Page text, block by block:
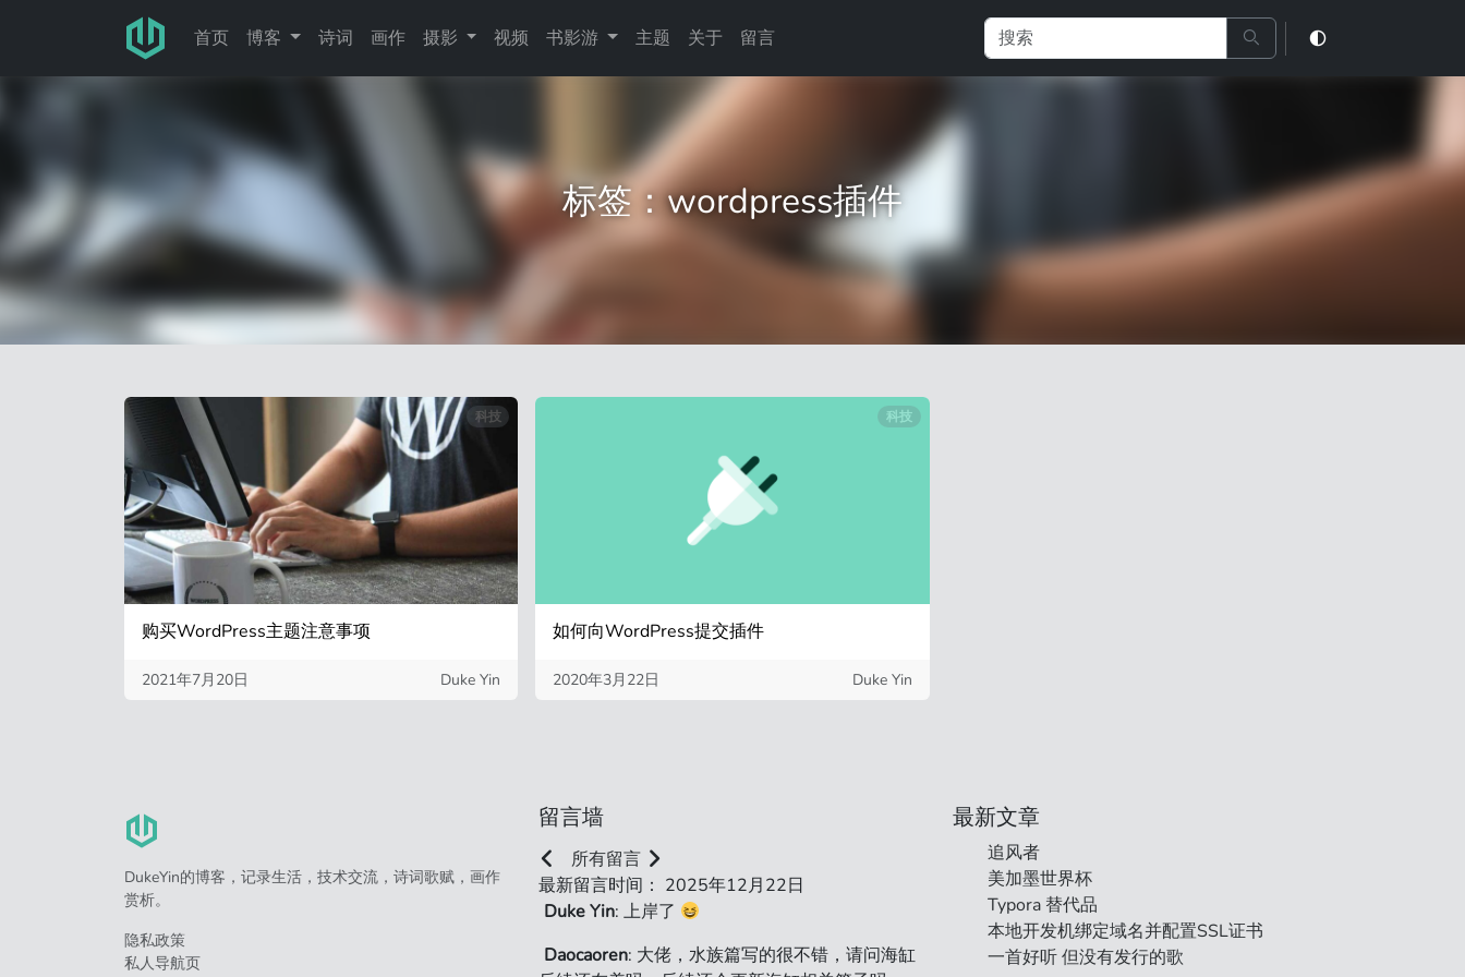
首页
博客 诗词 画作 摄影 视频 书影游 主题 关于 留言
标签：wordpress插件
科技
购买WordPress主题注意事项
2021年7月20日 Duke Yin
科技
如何向WordPress提交插件
2020年3月22日 Duke Yin
DukeYin的博客，记录生活，技术交流，诗词歌赋，画作
赏析。
隐私政策
私人导航页
留言墙
所有留言
最新留言时间： 2025年12月22日
Duke Yin: 上岸了
Daocaoren: 大佬，水族篇写的很不错，请问海缸
最新文章
追风者
美加墨世界杯
Typora 替代品
本地开发机绑定域名并配置SSL证书
一首好听 但没有发行的歌